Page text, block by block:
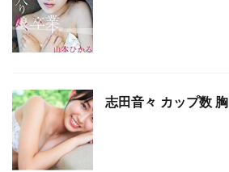
志田音々 カップ数 胸